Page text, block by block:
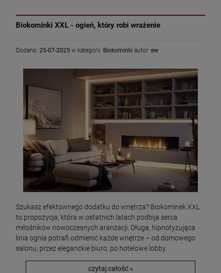
Biokominki XXL - ogień, który robi wrażenie
Dodano: 25-07-2025 w kategorii: Biokominki autor: ew
Szukasz efektownego dodatku do wnętrza? Biokominek XXL
to propozycja, która w ostatnich latach podbija serca
miłośników nowoczesnych aranżacji. Długa, hipnotyzująca
linia ognia potrafi odmienić każde wnętrze – od domowego
salonu, przez eleganckie biuro, po hotelowe lobby.
czytaj całość »